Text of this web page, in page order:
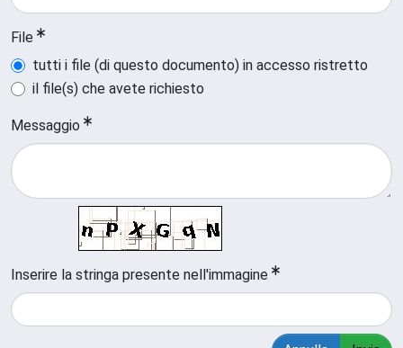
File
tutti i file (di questo documento) in accesso ristretto
il file(s) che avete richiesto
Messaggio
Inserire la stringa presente nell'immagine